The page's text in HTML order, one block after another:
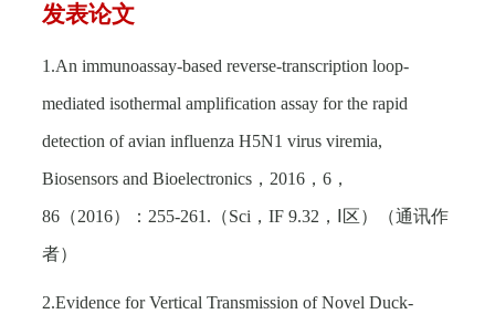
发表论文
1.An immunoassay-based reverse-transcription loop-
mediated isothermal amplification assay for the rapid
detection of avian influenza H5N1 virus viremia,
Biosensors and Bioelectronics， 2016， 6，
86（2016）： 255-261. （Sci ， IF 9.32 ，Ⅰ区）（通讯作
者）
2.Evidence for Vertical Transmission of Novel Duck-